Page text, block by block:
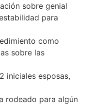
sobre genial
para
como
sobre las
iniciales esposas,
rodeado para algún